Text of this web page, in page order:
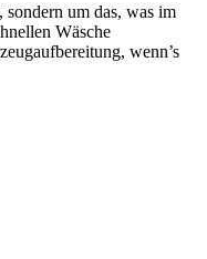
sondern um das, was im
Wäsche
wenn’s